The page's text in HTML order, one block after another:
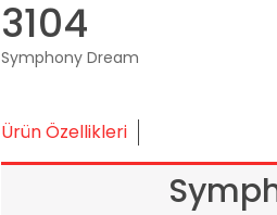
3104
Symphony Dream
Ürün Özellikleri